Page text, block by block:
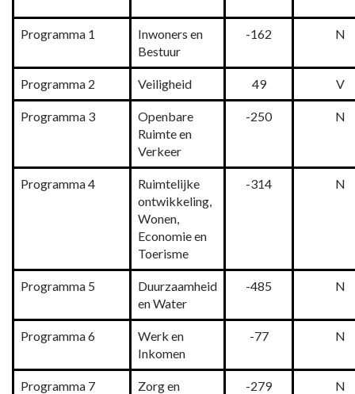
Programma 1
Inwoners en
Bestuur
-162 N
Programma 2 Veiligheid 49 V
Programma 3
Openbare
Ruimte en
Verkeer
-250 N
Programma 4
Ruimtelijke
ontwikkeling,
Wonen,
Economie en
Toerisme
-314 N
Programma 5
Duurzaamheid
en Water
-485 N
Programma 6
Werk en
Inkomen
-77 N
Programma 7
Zorg en
-279 N